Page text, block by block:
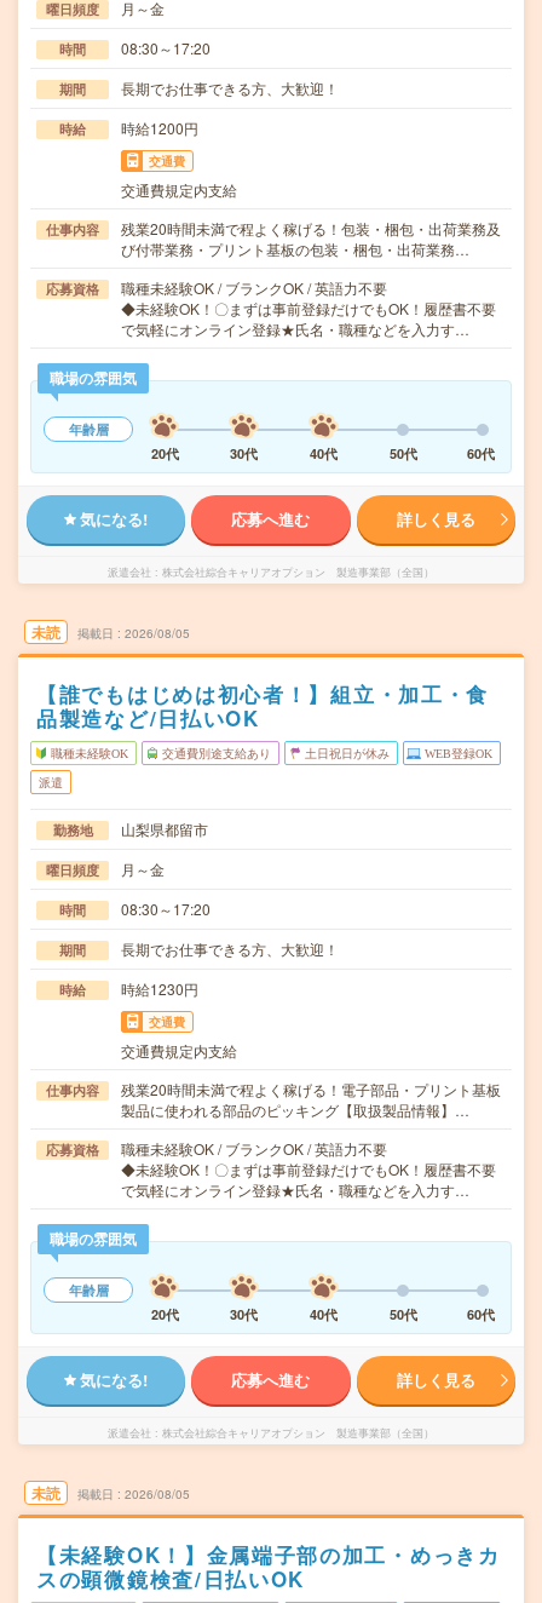
曜日頻度 月～金
時間 08:30～17:20
期間 長期でお仕事できる方、大歓迎！
時給 時給1200円
交通費
交通費規定内支給
仕事内容
残業20時間未満で程よく稼げる！包装・梱包・出荷業務及
び付帯業務・プリント基板の包装・梱包・出荷業務…
応募資格
職種未経験OK / ブランクOK / 英語力不要
◆未経験OK！〇まずは事前登録だけでもOK！履歴書不要
で気軽にオンライン登録★氏名・職種などを入力す…
職場の雰囲気
年齢層
20代
30代 40代 50代 60代
気になる! 応募へ進む 詳しく見る
派遣会社 株式会社綜合キャリアオプション 製造事業部（全国）
未読 掲載日 2026/08/05
【誰でもはじめは初心者！】組立・加工・食
品製造など/日払いOK
職種未経験OK 交通費別途支給あり 土日祝日が休み WEB登録OK
派遣
勤務地 山梨県都留市
曜日頻度 月～金
時間 08:30～17:20
期間 長期でお仕事できる方、大歓迎！
時給 時給1230円
交通費
交通費規定内支給
仕事内容
残業20時間未満で程よく稼げる！電子部品・プリント基板
製品に使われる部品のピッキング【取扱製品情報】…
応募資格
職種未経験OK / ブランクOK / 英語力不要
◆未経験OK！〇まずは事前登録だけでもOK！履歴書不要
で気軽にオンライン登録★氏名・職種などを入力す…
職場の雰囲気
年齢層
20代
30代 40代 50代 60代
気になる! 応募へ進む 詳しく見る
派遣会社 株式会社綜合キャリアオプション 製造事業部（全国）
未読 掲載日 2026/08/05
【未経験OK！】金属端子部の加工・めっきカ
スの顕微鏡検査/日払いOK